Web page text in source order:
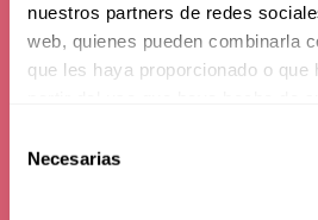
nuestros partners de redes
web, quienes pueden combinarla
que les haya proporcionado o que
Necesarias
Patients’